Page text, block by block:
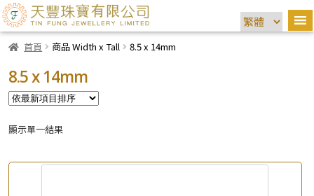
首頁 商品 Width x Tall 8.5 x 14mm
8.5 x 14mm
顯示單一結果